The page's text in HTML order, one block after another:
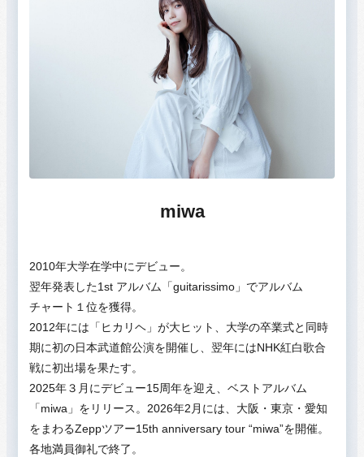
miwa
2010年大学在学中にデビュー。
翌年発表した1st アルバム「guitarissimo」でアルバム
チャート１位を獲得。
2012年には「ヒカリヘ」が大ヒット、大学の卒業式と同時
期に初の日本武道館公演を開催し、翌年にはNHK紅白歌合
戦に初出場を果たす。
2025年３月にデビュー15周年を迎え、ベストアルバム
「miwa」をリリース。2026年2月には、大阪・東京・愛知
をまわるZeppツアー15th anniversary tour “miwa”を開催。
各地満員御礼で終了。